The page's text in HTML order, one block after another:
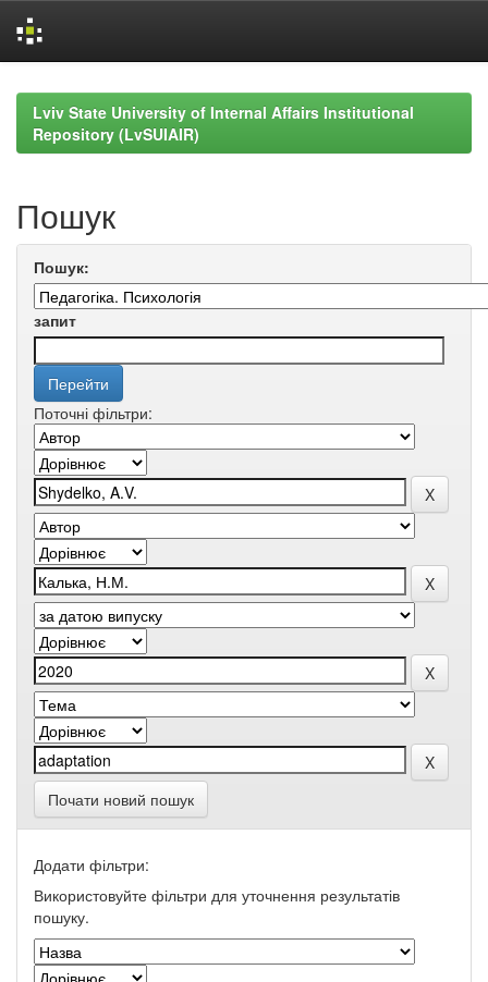
navigationLviv State University of Internal Affairs Institutional
Repository (LvSUIAIR)
Пошук
Пошук:
запит
Поточні фільтри:
Почати новий пошук
Додати фільтри:
Використовуйте фільтри для уточнення результатів
пошуку.